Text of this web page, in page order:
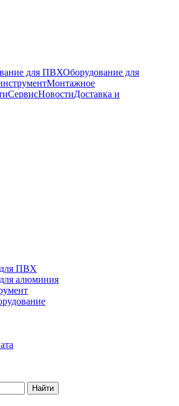
для ПВХОборудование для
Монтажное
СервисНовостиДоставка и
для ПВХ
алюминия
Найти